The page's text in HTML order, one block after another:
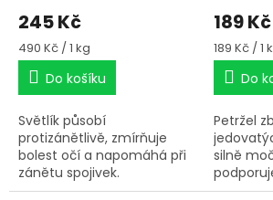
245 Kč
Měrná
cena:
490 Kč / 1 kg
Do košíku
Světlík působí
protizánětlivě, zmírňuje
bolest očí a napomáhá při
zánětu spojivek.
189 Kč
Měrná
cena:
189 Kč / 1
Do
Petržel
silně
pomáhá